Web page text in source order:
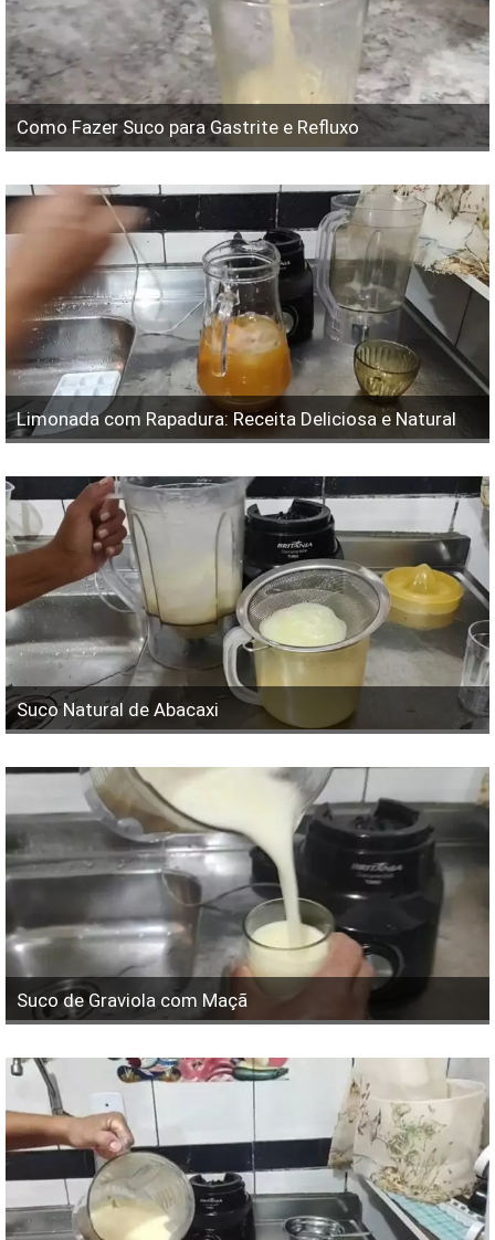
Como Fazer Suco para Gastrite e Refluxo
Limonada com Rapadura: Receita Deliciosa e Natural
Suco Natural de Abacaxi
Suco de Graviola com Maçã